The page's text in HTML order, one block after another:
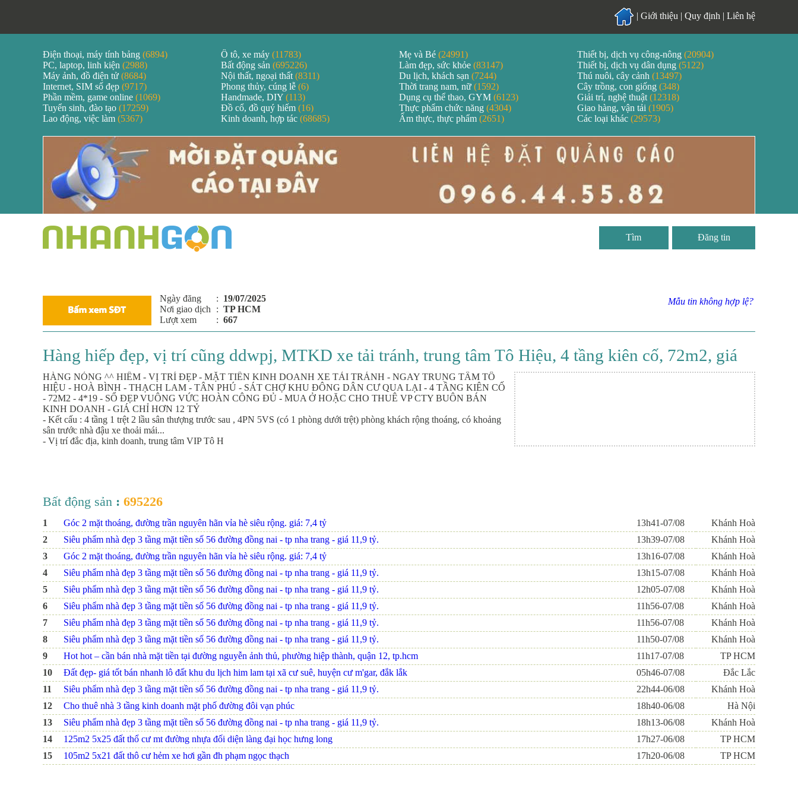
| Giới thiệu | Quy định | Liên hệ
Điện thoại, máy tính bảng (6894) Ô tô, xe máy (11783) Mẹ và Bé (24991) Thiết bị, dịch vụ công-nông (20904)
PC, laptop, linh kiện (2988) Bất động sản (695226) Làm đẹp, sức khỏe (83147) Thiết bị, dịch vụ dân dụng (5122)
Máy ảnh, đồ điện tử (8684) Nội thất, ngoại thất (8311) Du lịch, khách sạn (7244) Thú nuôi, cây cảnh (13497)
Internet, SIM số đẹp (9717) Phong thủy, cúng lễ (6) Thời trang nam, nữ (1592) Cây trồng, con giống (348)
Phần mềm, game online (1069) Handmade, DIY (113) Dụng cụ thể thao, GYM (6123) Giải trí, nghệ thuật (12318)
Tuyển sinh, đào tạo (17259) Đồ cổ, đồ quý hiếm (16) Thực phẩm chức năng (4304) Giao hàng, vận tải (1905)
Lao động, việc làm (5367) Kinh doanh, hợp tác (68685) Ẩm thực, thực phẩm (2651) Các loại khác (29573)
Đăng tin
Ngày đăng : 19/07/2025
Nơi giao dịch
: TP HCM
Lượt xem
: 667
Mẫu tin không hợp lệ?
Hàng hiếp đẹp, vị trí cũng ddwpj, MTKD xe tải tránh, trung tâm Tô Hiệu, 4 tầng kiên cố, 72m2, giá
HÀNG NÓNG ^^ HIẾM - VỊ TRÍ ĐẸP - MẶT TIỀN KINH DOANH XE TẢI TRÁNH - NGAY TRUNG TÂM TÔ
HIỆU - HOÀ BÌNH - THẠCH LAM - TÂN PHÚ - SÁT CHỢ KHU ĐÔNG DÂN CƯ QUA LẠI - 4 TẦNG KIÊN CỐ
- 72M2 - 4*19 - SỔ ĐẸP VUÔNG VỨC HOÀN CÔNG ĐỦ - MUA Ở HOẶC CHO THUÊ VP CTY BUÔN BÁN
KINH DOANH - GIÁ CHỈ HƠN 12 TỶ
- Kết cấu : 4 tầng 1 trệt 2 lầu sân thượng trước sau , 4PN 5VS (có 1 phòng dưới trệt) phòng khách rộng thoáng, có khoảng
sân trước nhà đậu xe thoải mái...
- Vị trí đắc địa, kinh doanh, trung tâm VIP Tô H
Bất động sản : 695226
1 Góc 2 mặt thoáng, đường trần nguyên hãn vỉa hè siêu rộng. giá: 7,4 tỷ 13h41-07/08
Khánh Hoà
2
Siêu phẩm nhà đẹp 3 tầng mặt tiền số 56 đường đồng nai - tp nha trang - giá 11,9 tỷ. 13h39-07/08
Khánh Hoà
3
Góc 2 mặt thoáng, đường trần nguyên hãn vỉa hè siêu rộng. giá: 7,4 tỷ 13h16-07/08
Khánh Hoà
4
Siêu phẩm nhà đẹp 3 tầng mặt tiền số 56 đường đồng nai - tp nha trang - giá 11,9 tỷ. 13h15-07/08
Khánh Hoà
5
Siêu phẩm nhà đẹp 3 tầng mặt tiền số 56 đường đồng nai - tp nha trang - giá 11,9 tỷ. 12h05-07/08
Khánh Hoà
6
Siêu phẩm nhà đẹp 3 tầng mặt tiền số 56 đường đồng nai - tp nha trang - giá 11,9 tỷ. 11h56-07/08
Khánh Hoà
7
Siêu phẩm nhà đẹp 3 tầng mặt tiền số 56 đường đồng nai - tp nha trang - giá 11,9 tỷ. 11h56-07/08
Khánh Hoà
8
Siêu phẩm nhà đẹp 3 tầng mặt tiền số 56 đường đồng nai - tp nha trang - giá 11,9 tỷ. 11h50-07/08
Khánh Hoà
9
Hot hot – cần bán nhà mặt tiền tại đường nguyễn ảnh thủ, phường hiệp thành, quận 12, tp.hcm 11h17-07/08
TP HCM
10
Đất đẹp- giá tốt bán nhanh lô đất khu du lịch him lam tại xã cư suê, huyện cư m'gar, đắk lắk 05h46-07/08
Đắc Lắc
11
Siêu phẩm nhà đẹp 3 tầng mặt tiền số 56 đường đồng nai - tp nha trang - giá 11,9 tỷ. 22h44-06/08
Khánh Hoà
12
Cho thuê nhà 3 tầng kinh doanh mặt phố đường đôi vạn phúc 18h40-06/08
Hà Nội
13
Siêu phẩm nhà đẹp 3 tầng mặt tiền số 56 đường đồng nai - tp nha trang - giá 11,9 tỷ. 18h13-06/08
Khánh Hoà
14
125m2 5x25 đất thổ cư mt đường nhựa đối diện làng đại học hưng long 17h27-06/08
TP HCM
15
105m2 5x21 đất thô cư hẻm xe hơi gần đh phạm ngọc thạch 17h20-06/08 TP HCM